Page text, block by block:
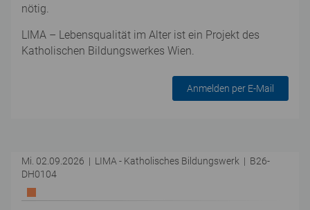
nötig.
LIMA – Lebensqualität im Alter ist ein Projekt des
Katholischen Bildungswerkes Wien.
Anmelden per E-Mail
Mi. 02.09.2026 | LIMA - Katholisches Bildungswerk | B26-
DH0104